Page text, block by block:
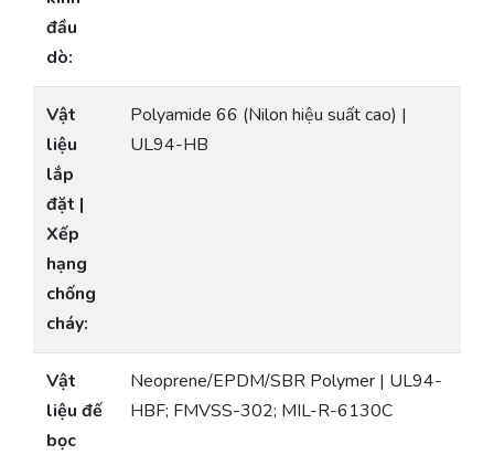
đầu
dò:
Vật
liệu
lắp
đặt |
Xếp
hạng
chống
cháy:
Polyamide 66 (Nilon hiệu suất cao) |
UL94-HB
Vật
liệu đế
bọc
Neoprene/EPDM/SBR Polymer | UL94-
HBF; FMVSS-302; MIL-R-6130C